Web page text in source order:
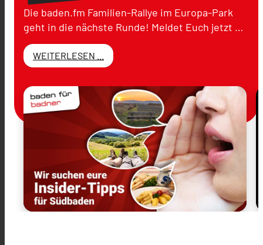
Die baden.fm Familien-Rallye im Europa-Park
geht in die nächste Runde! Meldet Euch jetzt …
WEITERLESEN ...